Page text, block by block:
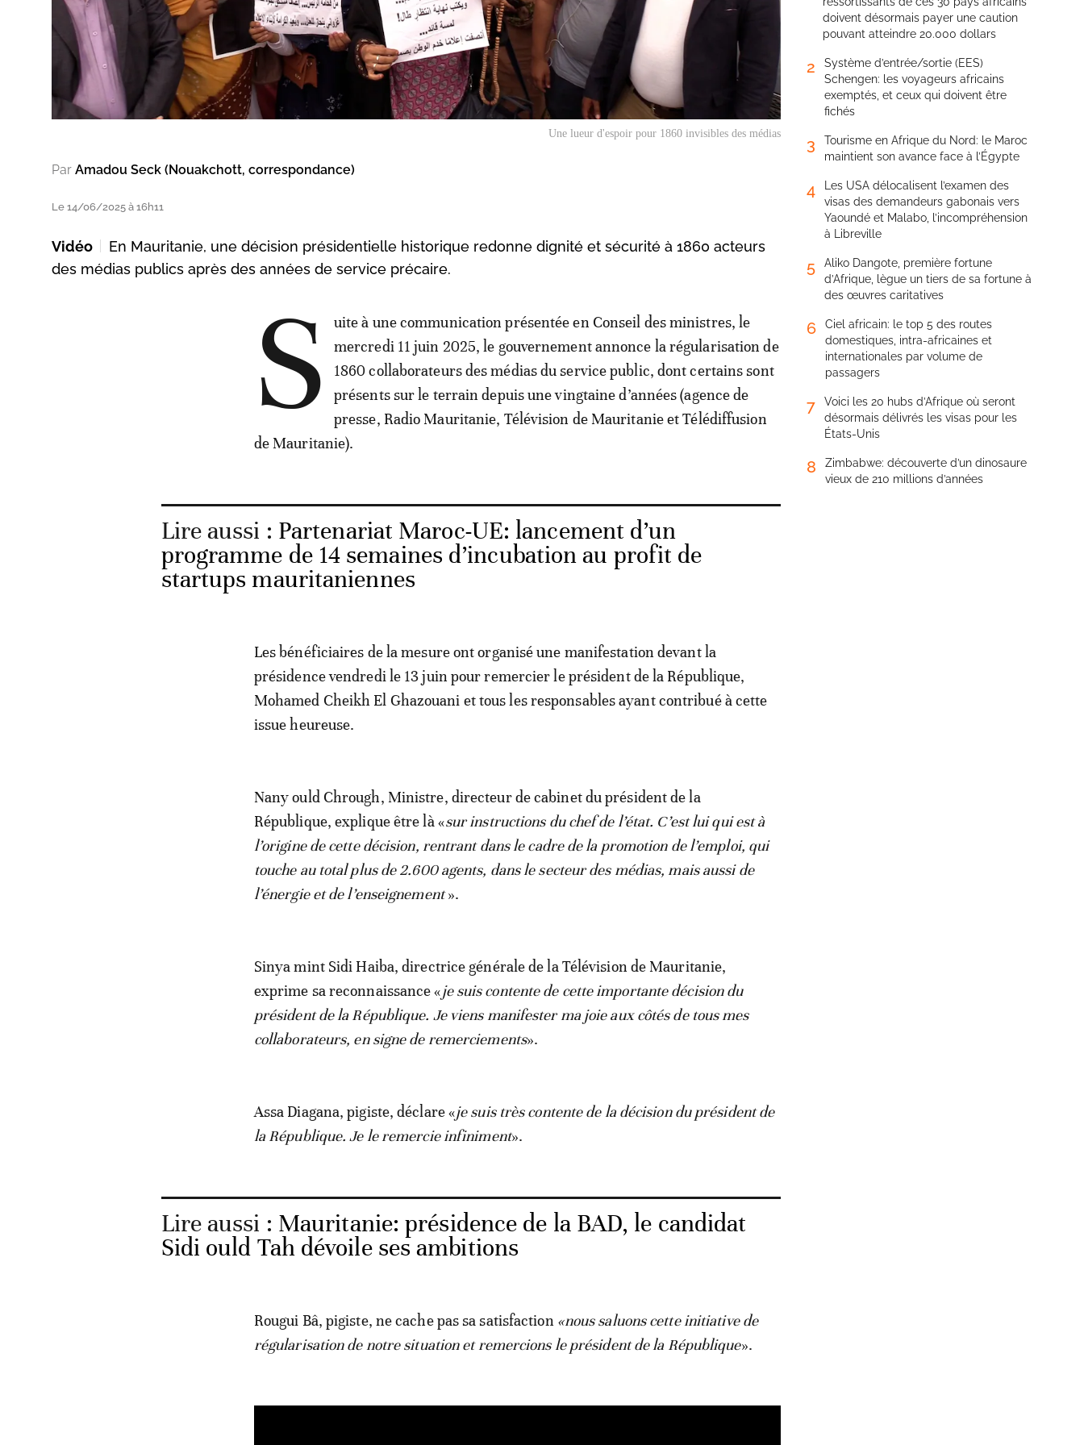
Une lueur d'espoir pour 1860 invisibles des médias
Par Amadou Seck (Nouakchott, correspondance)
Le 14/06/2025 à 16h11
Vidéo
En Mauritanie, une décision présidentielle historique redonne dignité et sécurité à 1860 acteurs
des médias publics après des années de service précaire.
S
uite à une communication présentée en Conseil des ministres, le
mercredi 11 juin 2025, le gouvernement annonce la régularisation de
1860 collaborateurs des médias du service public, dont certains sont
présents sur le terrain depuis une vingtaine d’années (agence de
presse, Radio Mauritanie, Télévision de Mauritanie et Télédiffusion
de Mauritanie).
Lire aussi : Partenariat Maroc-UE: lancement d’un
programme de 14 semaines d’incubation au profit de
startups mauritaniennes
Les bénéficiaires de la mesure ont organisé une manifestation devant la
présidence vendredi le 13 juin pour remercier le président de la République,
Mohamed Cheikh El Ghazouani et tous les responsables ayant contribué à cette
issue heureuse.
Nany ould Chrough, Ministre, directeur de cabinet du président de la
République, explique être là «sur instructions du chef de l’état. C’est lui qui est à
l’origine de cette décision, rentrant dans le cadre de la promotion de l’emploi, qui
touche au total plus de 2.600 agents, dans le secteur des médias, mais aussi de
l’énergie et de l’enseignement».
Sinya mint Sidi Haiba, directrice générale de la Télévision de Mauritanie,
exprime sa reconnaissance «je suis contente de cette importante décision du
président de la République. Je viens manifester ma joie aux côtés de tous mes
collaborateurs, en signe de remerciements».
Assa Diagana, pigiste, déclare «je suis très contente de la décision du président de
la République. Je le remercie infiniment».
Lire aussi : Mauritanie: présidence de la BAD, le candidat
Sidi ould Tah dévoile ses ambitions
Rougui Bâ, pigiste, ne cache pas sa satisfaction «nous saluons cette initiative de
régularisation de notre situation et remercions le président de la République».
doivent désormais payer une caution
pouvant atteindre 20.000 dollars
2
Système d’entrée/sortie (EES)
Schengen: les voyageurs africains
exemptés, et ceux qui doivent être
fichés
3
Tourisme en Afrique du Nord: le Maroc
maintient son avance face à l’Égypte
4
Les USA délocalisent l’examen des
visas des demandeurs gabonais vers
Yaoundé et Malabo, l’incompréhension
à Libreville
5
Aliko Dangote, première fortune
d’Afrique, lègue un tiers de sa fortune à
des œuvres caritatives
6
Ciel africain: le top 5 des routes
domestiques, intra-africaines et
internationales par volume de
passagers
7
Voici les 20 hubs d’Afrique où seront
désormais délivrés les visas pour les
États-Unis
8
Zimbabwe: découverte d’un dinosaure
vieux de 210 millions d’années